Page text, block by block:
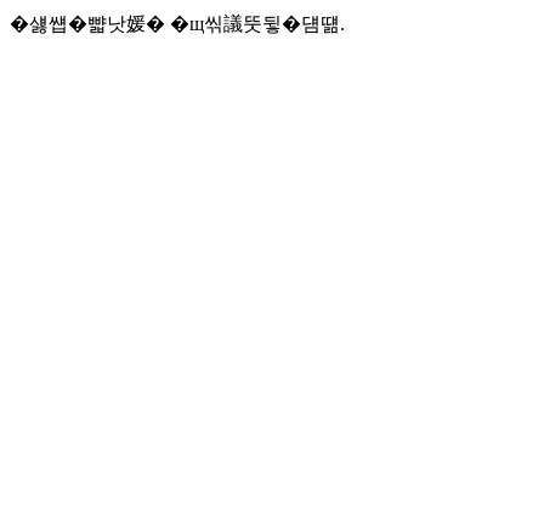
�섏썝�뺣낫媛� �щ씪議뚯뒿�덈떎.